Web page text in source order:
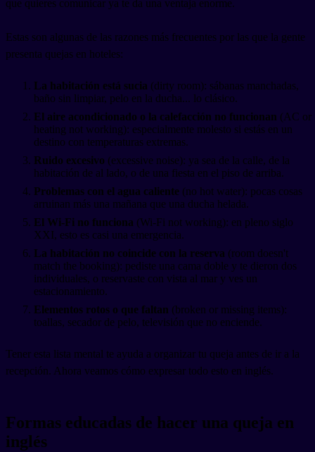
que quieres comunicar ya te da una ventaja enorme.
Estas son algunas de las razones más frecuentes por las que la gente
presenta quejas en hoteles:
La habitación está sucia (dirty room): sábanas manchadas,
baño sin limpiar, pelo en la ducha... lo clásico.
El aire acondicionado o la calefacción no funcionan (AC or
heating not working): especialmente molesto si estás en un
destino con temperaturas extremas.
Ruido excesivo (excessive noise): ya sea de la calle, de la
habitación de al lado, o de una fiesta en el piso de arriba.
Problemas con el agua caliente (no hot water): pocas cosas
arruinan más una mañana que una ducha helada.
El Wi-Fi no funciona (Wi-Fi not working): en pleno siglo
XXI, esto es casi una emergencia.
La habitación no coincide con la reserva (room doesn't
match the booking): pediste una cama doble y te dieron dos
individuales, o reservaste con vista al mar y ves un
estacionamiento.
Elementos rotos o que faltan (broken or missing items):
toallas, secador de pelo, televisión que no enciende.
Tener esta lista mental te ayuda a organizar tu queja antes de ir a la
recepción. Ahora veamos cómo expresar todo esto en inglés.
Formas educadas de hacer una queja en
inglés